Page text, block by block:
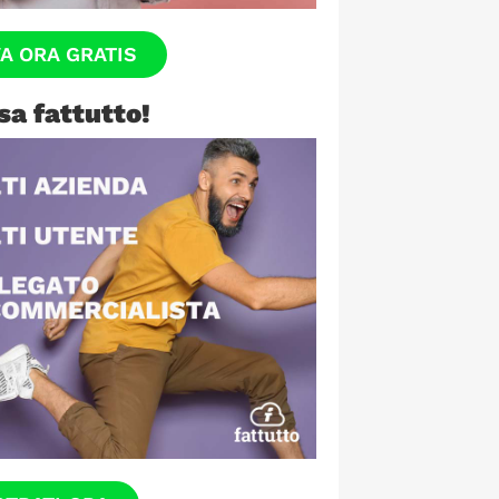
ORA GRATIS
fattutto!